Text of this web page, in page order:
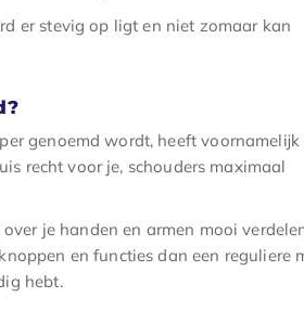
er stevig op ligt en niet zomaar kan
genoemd wordt, heeft voornamelijk
recht voor je, schouders maximaal
je handen en armen mooi
en functies dan een reguliere
hebt.